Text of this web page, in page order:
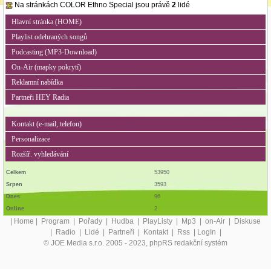
18:25 NEIL YOUNG - The Great Divide
18:22 AFRICAN RHYTHM TRAVELLERS -
Khululuma
18:18 REGGAE ROAD BLOCK - Issac Blackman
- To The Ceilin
18:13 ACOUSTIC ALCHEMY - Until Always
18:10 PULP - Something Changed
18:05 OTTO - BOB - Bob
18:00 LOOP GURU - Sun
17:56 Get It Of
17:48 REMEDIOS - Baghdad Cafe
17:42 STING - DESERT ROSE - Sting - Desert
Rose
17:37 UP, BUSTLE AND OUT - Silks, Perfumes
and Gold
Na stránkách COLOR Ethno Special jsou právě 2 lidé
Hlavní stránka (HOME)
Playlist odehraných songů
Podcasting (MP3-Download)
On-Air (mapky pokrytí)
Reklamní nabídka
Partneři HEY Radia
Kontakt (e-mail, telefon)
Personalizace
Rozšíř. vyhledávání
Celkem
53950
Srpen
3593
Dnes
96
Online
2
Home Program Pořady Hudba PlayListy Mp3 on-Air
Diskuse
Radio Lidé Partneři Kontakt Rss LogIn
© JOE Media s.r.o. 2005 - 2023, phpRS redakční systém